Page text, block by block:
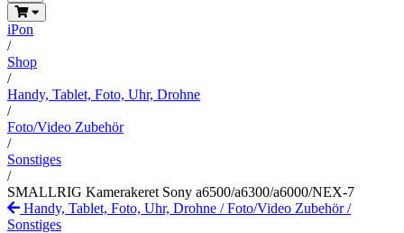
iPon
/
Shop
/
Handy, Tablet, Foto, Uhr, Drohne
/
Foto/Video Zubehör
/
Sonstiges
/
SMALLRIG Kamerakeret Sony a6500/a6300/a6000/NEX-7
Handy, Tablet, Foto, Uhr, Drohne /Foto/Video Zubehör/
Sonstiges